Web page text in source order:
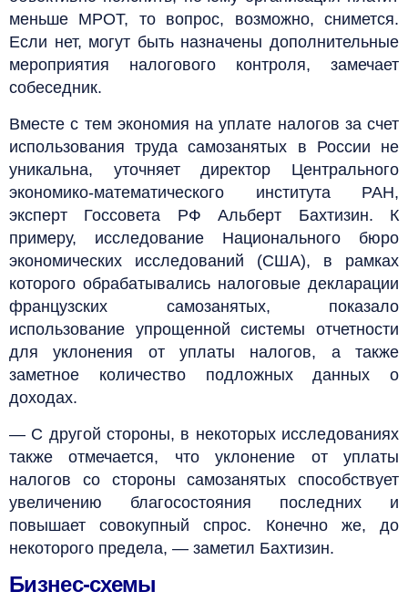
меньше МРОТ, то вопрос, возможно, снимется.
Если нет, могут быть назначены дополнительные
мероприятия налогового контроля, замечает
собеседник.
Вместе с тем экономия на уплате налогов за счет
использования труда самозанятых в России не
уникальна, уточняет директор Центрального
экономико-математического института РАН,
эксперт Госсовета РФ Альберт Бахтизин. К
примеру, исследование Национального бюро
экономических исследований (США), в рамках
которого обрабатывались налоговые декларации
французских самозанятых, показало
использование упрощенной системы отчетности
для уклонения от уплаты налогов, а также
заметное количество подложных данных о
доходах.
— С другой стороны, в некоторых исследованиях
также отмечается, что уклонение от уплаты
налогов со стороны самозанятых способствует
увеличению благосостояния последних и
повышает совокупный спрос. Конечно же, до
некоторого предела, — заметил Бахтизин.
Бизнес-схемы